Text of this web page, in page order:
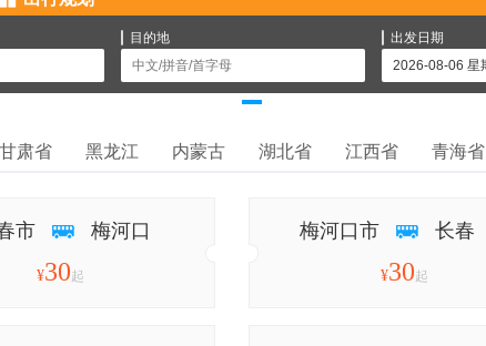
目的地 出发日期
甘肃省 黑龙江 内蒙古 湖北省 江西省 青海省
市 梅河口
¥30起
梅河口市 长春
¥30起